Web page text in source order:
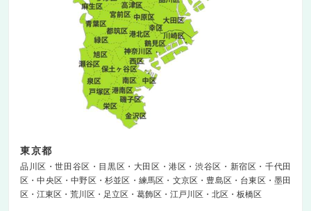
東京都
品川区 世田谷区 目黒区 大田区 港区 渋谷区 新宿区
千代田
区
中央区 中野区 杉並区 練馬区 文京区 豊島区 台東区
墨田
区
江東区 荒川区 足立区 葛飾区 江戸川区 北区 板橋区